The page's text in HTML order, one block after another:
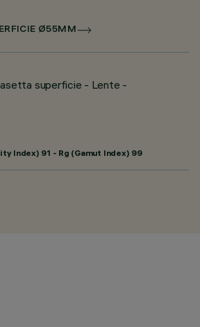
Ø55MM
superficie - Lente -
Index) 91 - Rg (Gamut Index) 99